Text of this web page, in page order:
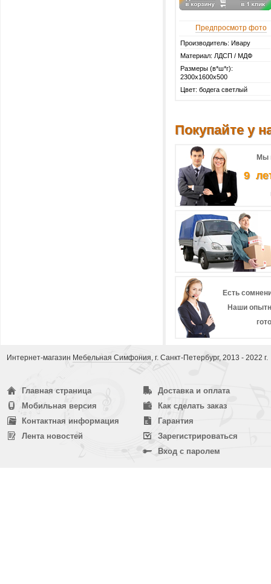
Предпросмотр фото
Производитель: Ивару
Материал: ЛДСП / МДФ
Размеры (в*ш*г):
2300х1600х500
Цвет: бодега светлый
Покупайте у
Мы
9
Есть
Наши
Интернет-магазин Мебельная Симфония, г. Санкт-Петербург, 2013 - 2022 г.
Главная страница
Мобильная версия
Контактная информация
Лента новостей
Доставка и оплата
Как сделать заказ
Гарантия
Зарегистрироваться
Вход с паролем